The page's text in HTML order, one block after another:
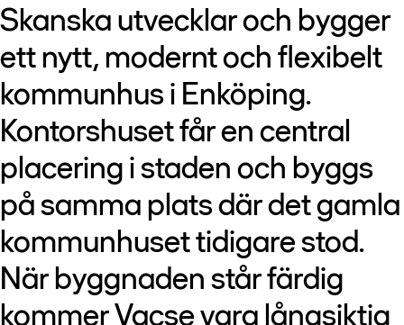
Skanska utvecklar och bygger
ett nytt, modernt och flexibelt
kommunhus i Enköping.
Kontorshuset får en central
placering i staden och byggs
på samma plats där det gamla
kommunhuset tidigare stod.
När byggnaden står färdig
kommer Vacse vara långsiktig